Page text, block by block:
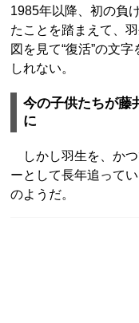
1985年以降、初の負
たことを踏まえて、
図を見て“復活”の文
しれない。
今の子供たちが藤
に
しかし羽生を、かつ
ーとして長年追って
のようだ。